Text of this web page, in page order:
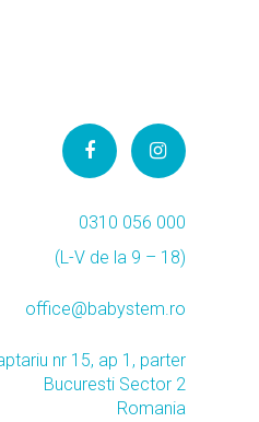
0310 056 000
(L-V de la 9 – 18)
office@babystem.ro
nr 15, ap 1, parter
Bucuresti Sector 2
Romania